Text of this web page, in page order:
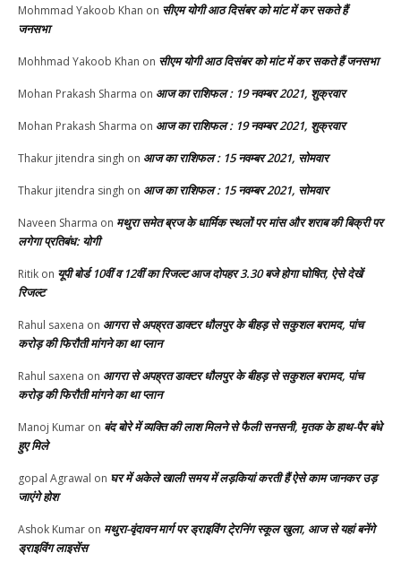
Mohmmad Yakoob Khan on सीएम योगी आठ दिसंबर को मांट में कर सकते हैं
जनसभा
Mohhmad Yakoob Khan on सीएम योगी आठ दिसंबर को मांट में कर सकते हैं जनसभा
Mohan Prakash Sharma on आज का राशिफल : 19 नवम्बर 2021, शुक्रवार
Mohan Prakash Sharma on आज का राशिफल : 19 नवम्बर 2021, शुक्रवार
Thakur jitendra singh on आज का राशिफल : 15 नवम्बर 2021, सोमवार
Thakur jitendra singh on आज का राशिफल : 15 नवम्बर 2021, सोमवार
Naveen Sharma on मथुरा समेत ब्रज के धार्मिक स्थलों पर मांस और शराब की बिक्री पर
लगेगा प्रतिबंध: योगी
Ritik on यूपी बोर्ड 10वीं व 12वीं का रिजल्ट आज दोपहर 3.30 बजे होगा घोषित, ऐसे देखें
रिजल्ट
Rahul saxena on आगरा से अपह्रत डाक्टर धौलपुर के बीहड़ से सकुशल बरामद, पांच
करोड़ की फिरौती मांगने का था प्लान
Rahul saxena on आगरा से अपह्रत डाक्टर धौलपुर के बीहड़ से सकुशल बरामद, पांच
करोड़ की फिरौती मांगने का था प्लान
Manoj Kumar on बंद बोरे में व्यक्ति की लाश मिलने से फैली सनसनी, मृतक के हाथ-पैर बंधे
हुए मिले
gopal Agrawal on घर में अकेले खाली समय में लड़कियां करती हैं ऐसे काम जानकर उड़
जाएंगे होश
Ashok Kumar on मथुरा-वृंदावन मार्ग पर ड्राइविंग टे्रनिंग स्कूल खुला, आज से यहां बनेंगे
ड्राइविंग लाइसेंस